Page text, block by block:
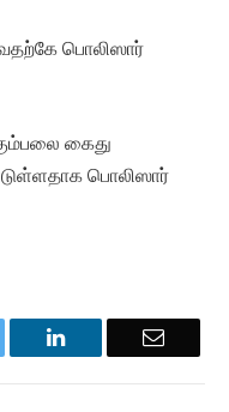
பொலிஸார்
கைது
பொலிஸார்
LinkedIn Email